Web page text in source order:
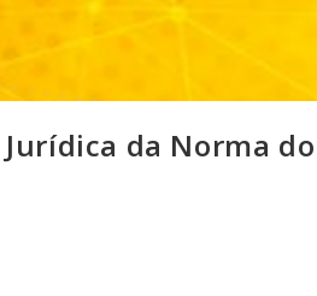
Jurídica da Norma do